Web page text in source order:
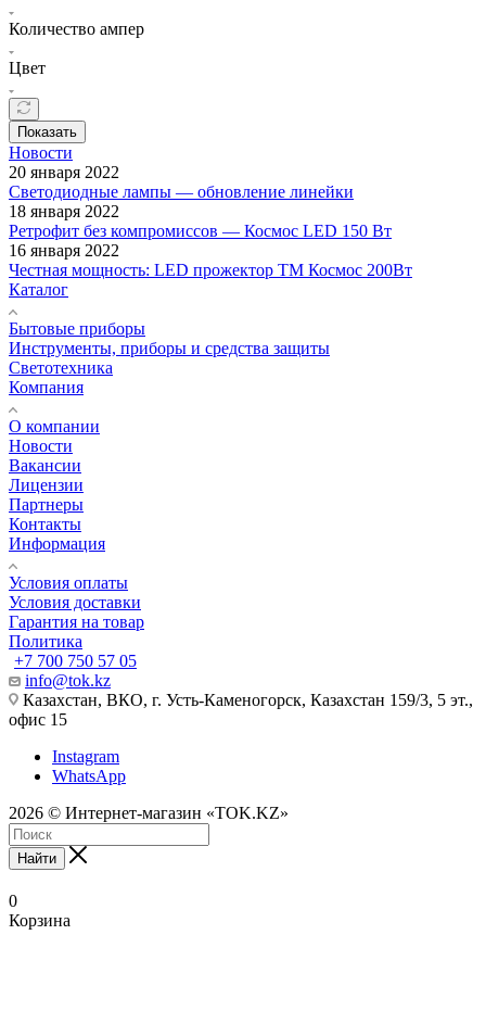
Количество ампер
Цвет
Показать
Новости
20 января 2022
Светодиодные лампы — обновление линейки
18 января 2022
Ретрофит без компромиссов — Космос LED 150 Вт
16 января 2022
Честная мощность: LED прожектор ТМ Космос 200Вт
Каталог
Бытовые приборы
Инструменты, приборы и средства защиты
Светотехника
Компания
О компании
Новости
Вакансии
Лицензии
Партнеры
Контакты
Информация
Условия оплаты
Условия доставки
Гарантия на товар
Политика
+7 700 750 57 05
info@tok.kz
Казахстан, ВКО, г. Усть-Каменогорск, Казахстан 159/3, 5 эт.,
офис 15
Instagram
WhatsApp
2026 © Интернет-магазин «TOK.KZ»
Найти
0
Корзина